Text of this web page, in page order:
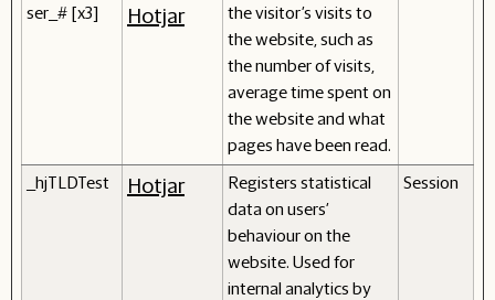
ser_# [x3]
Hotjar
the visitor's visits to
the website, such as
the number of visits,
average time spent on
the website and what
pages have been read.
_hjTLDTest Hotjar
Registers statistical
data on users'
behaviour on the
website. Used for
internal analytics by
Session